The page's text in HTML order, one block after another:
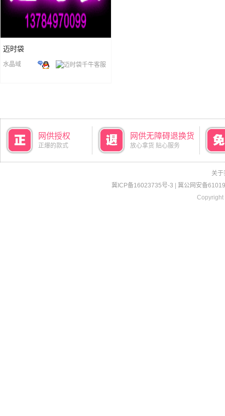
迈时袋
水晶域
网供授权
正爆的款式
网供无障碍退换货
放心拿货 贴心服务
关于
冀ICP备16023735号-3
冀公网安备